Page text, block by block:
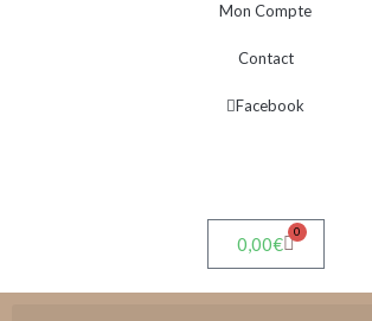
Mon Compte
Contact
Facebook
0,00€
0